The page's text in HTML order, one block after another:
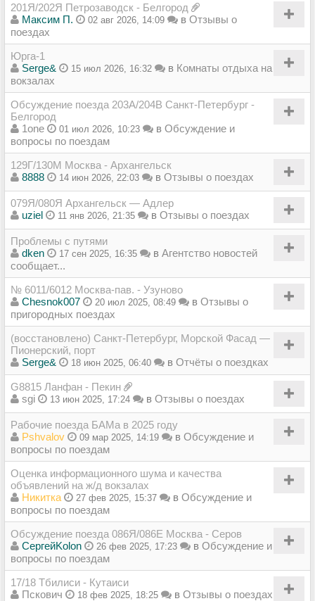
201Я/202Я Петрозаводск - Белгород
Максим П.
02 авг 2026, 14:09 в Отзывы о
поездах
Юрга-1
Serge&
15 июл 2026, 16:32 в Комнаты отдыха на
вокзалах
Обсуждение поезда 203А/204В Санкт-Петербург -
Белгород
1one
01 июл 2026, 10:23 в Обсуждение и
вопросы по поездам
129Г/130М Москва - Архангельск
8888
14 июн 2026, 22:03 в Отзывы о поездах
079Я/080Я Архангельск — Адлер
uziel
11 янв 2026, 21:35 в Отзывы о поездах
Проблемы с путями
dken
17 сен 2025, 16:35 в Агентство новостей
сообщает...
№ 6011/6012 Москва-пав. - Узуново
Chesnok007
20 июл 2025, 08:49 в Отзывы о
пригородных поездах
(восстановлено) Санкт-Петербург, Морской Фасад —
Пионерский, порт
Serge&
18 июн 2025, 06:40 в Отчёты о поездках
G8815 Ланфан - Пекин
sgi
13 июн 2025, 17:24 в Отзывы о поездах
Рабочие поезда БАМа в 2025 году
Pshvalov
09 мар 2025, 14:19 в Обсуждение и
вопросы по поездам
Оценка информационного шума и качества
объявлений на ж/д вокзалах
Никитка
27 фев 2025, 15:37 в Обсуждение и
вопросы по поездам
Обсуждение поезда 086Я/086Е Москва - Серов
СергейKolon
26 фев 2025, 17:23 в Обсуждение и
вопросы по поездам
17/18 Тбилиси - Кутаиси
Пскович
18 фев 2025, 18:25 в Отзывы о поездах